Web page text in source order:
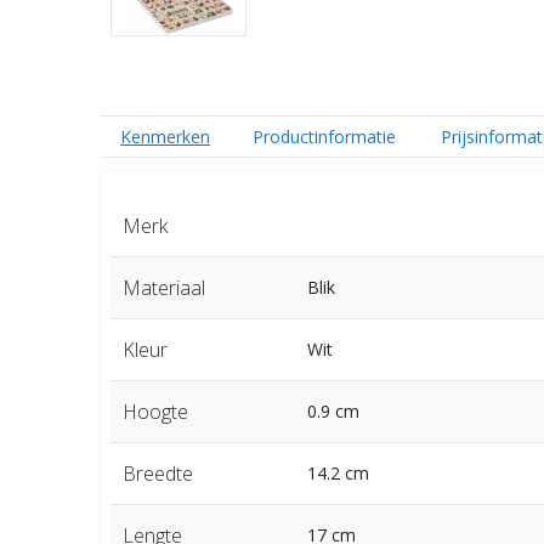
Kenmerken Productinformatie
Merk
Materiaal Blik
Kleur Wit
Hoogte 0.9 cm
Breedte 14.2 cm
Lengte 17 cm